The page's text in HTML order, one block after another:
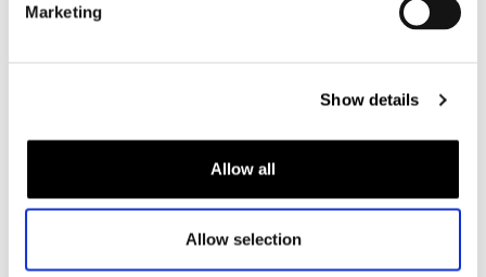
Marketing
Show details
Allow all
Allow selection
Dames
Motorjas dames
Motorpak dames